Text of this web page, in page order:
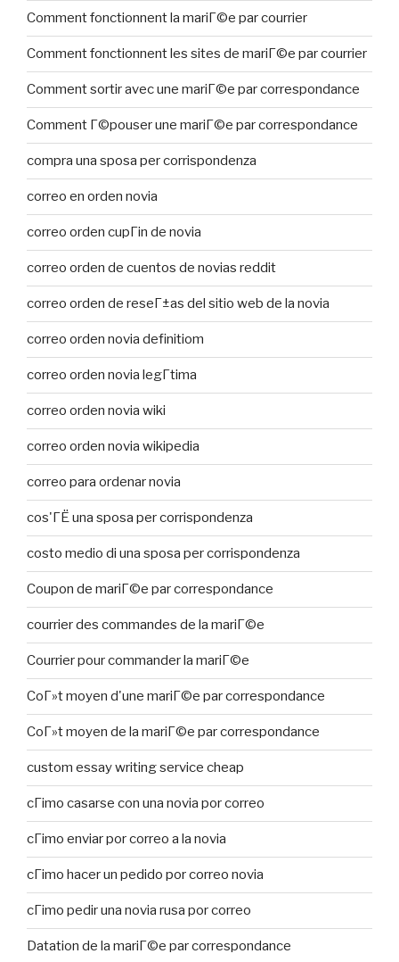
Comment fonctionnent la mariГ©e par courrier
Comment fonctionnent les sites de mariГ©e par courrier
Comment sortir avec une mariГ©e par correspondance
Comment Г©pouser une mariГ©e par correspondance
compra una sposa per corrispondenza
correo en orden novia
correo orden cupГіn de novia
correo orden de cuentos de novias reddit
correo orden de reseГ±as del sitio web de la novia
correo orden novia definitiom
correo orden novia legГ­tima
correo orden novia wiki
correo orden novia wikipedia
correo para ordenar novia
cos'ГЁ una sposa per corrispondenza
costo medio di una sposa per corrispondenza
Coupon de mariГ©e par correspondance
courrier des commandes de la mariГ©e
Courrier pour commander la mariГ©e
CoГ»t moyen d'une mariГ©e par correspondance
CoГ»t moyen de la mariГ©e par correspondance
custom essay writing service cheap
cГіmo casarse con una novia por correo
cГіmo enviar por correo a la novia
cГіmo hacer un pedido por correo novia
cГіmo pedir una novia rusa por correo
Datation de la mariГ©e par correspondance